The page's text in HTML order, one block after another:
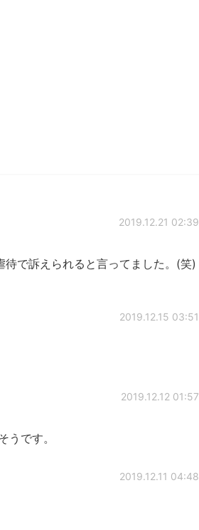
2019.12.21 02:39
で訴えられると言ってました。(笑)
2019.12.15 03:51
2019.12.12 01:57
です。
2019.12.11 04:48